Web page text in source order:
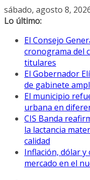
Saltar
al
sábado, agosto 8,
Lo último:
El Consejo
cronograma del
titulares
El Gobernador
de gabinete
El municipio
urbana en
CIS Banda
la lactancia
calidad
Inflación, dólar y
mercado en el